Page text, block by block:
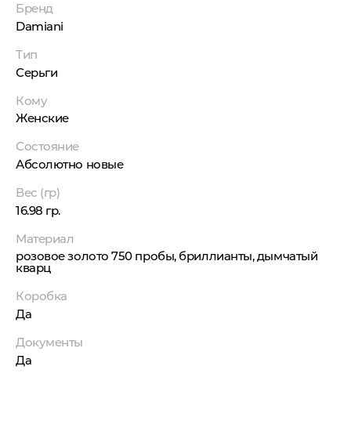
Бренд
Damiani
Тип
Серьги
Кому
Женские
Состояние
Абсолютно новые
Вес (гр)
16.98 гр.
Материал
розовое золото 750 пробы, бриллианты, дымчатый
кварц
Коробка
Да
Документы
Да